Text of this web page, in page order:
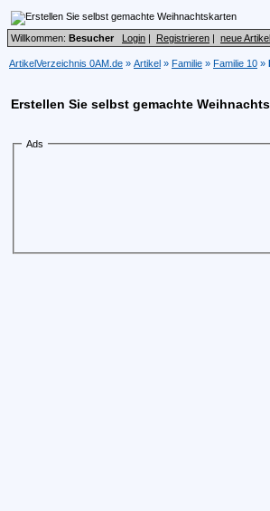
Willkommen: Besucher Login | Registrieren | neue Artikel
ArtikelVerzeichnis 0AM.de » Artikel » Familie » Familie 10 »
Erstellen Sie selbst gemachte
Ads